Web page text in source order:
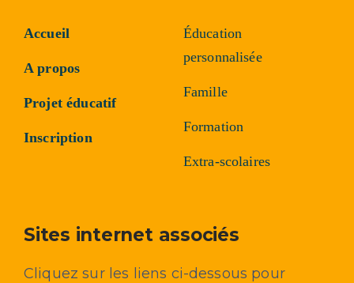
Accueil
A propos
Projet éducatif
Inscription
Éducation
personnalisée
Famille
Formation
Extra-scolaires
Sites internet associés
Cliquez sur les liens ci-dessous pour